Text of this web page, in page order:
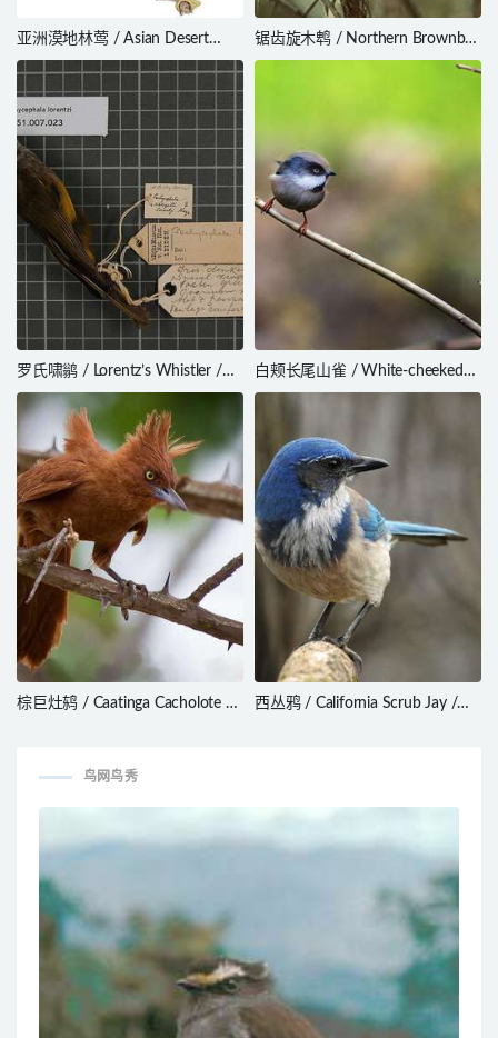
亚洲漠地林莺 / Asian Desert
Warbler / Curruca nana
锯齿旋木鹎 / Northern Brownbul
/ Phyllastrephus strepitans
罗氏啸鹟 / Lorentz’s Whistler /
Pachycephala lorentzi
白颊长尾山雀 / White-cheeked
Bushtit / Aegithalos leucogenys
棕巨灶鸫 / Caatinga Cacholote /
西丛鸦 / California Scrub Jay /
鸟网鸟秀